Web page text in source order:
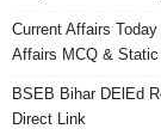
Current Affairs
Affairs MCQ & Static
BSEB Bihar DElEd
Direct Link